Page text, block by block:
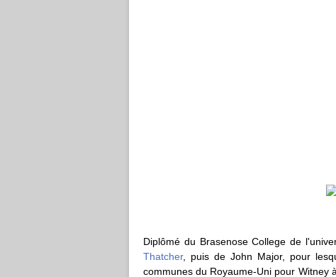
Diplômé du Brasenose College de
Thatcher, puis de John Major, pour
communes du Royaume-Uni pour Witney